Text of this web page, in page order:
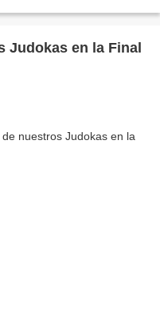
Judokas en la Final